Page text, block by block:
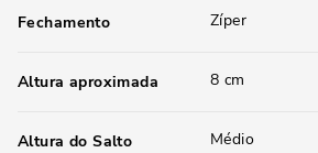
Fechamento Zíper
Altura aproximada 8 cm
Altura do Salto Médio